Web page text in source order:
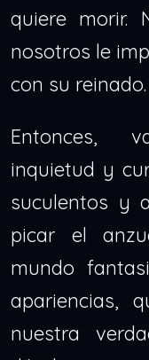
quiere morir.
nosotros le
con su reinado.
Entonces,
inquietud y
suculentos y
picar el
mundo
apariencias,
nuestra